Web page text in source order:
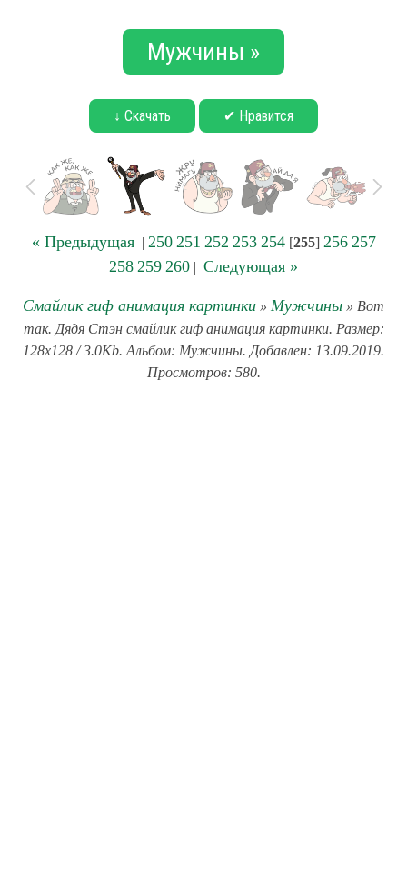
Мужчины »
↓ Скачать ✔ Нравится
« Предыдущая| 250 251 252 253 254[255] 256 257
258 259 260 | Следующая »
Смайлик гиф анимация картинки » Мужчины » Вот
так. Дядя Стэн смайлик гиф анимация картинки. Размер:
128x128 / 3.0Kb. Альбом: Мужчины. Добавлен: 13.09.2019.
Просмотров: 580.